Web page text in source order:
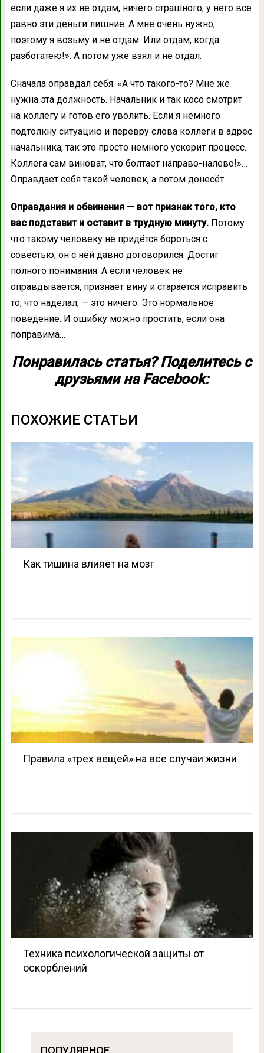
если даже я их не отдам, ничего страшного, у него все
равно эти деньги лишние. А мне очень нужно,
поэтому я возьму и не отдам. Или отдам, когда
разбогатею!». А потом уже взял и не отдал.
Сначала оправдал себя: «А что такого-то? Мне же
нужна эта должность. Начальник и так косо смотрит
на коллегу и готов его уволить. Если я немного
подтолкну ситуацию и перевру слова коллеги в адрес
начальника, так это просто немного ускорит процесс.
Коллега сам виноват, что болтает направо-налево!»…
Оправдает себя такой человек, а потом донесёт.
Оправдания и обвинения — вот признак того, кто
вас подставит и оставит в трудную минуту.Потому
что такому человеку не придётся бороться с
совестью, он с ней давно договорился. Достиг
полного понимания. А если человек не
оправдывается, признает вину и старается исправить
то, что наделал, — это ничего. Это нормальное
поведение. И ошибку можно простить, если она
поправима…
Понравилась статья? Поделитесь с
друзьями на Facebook:
ПОХОЖИЕ СТАТЬИ
Как тишина влияет на мозг
Правила «трех вещей» на все случаи жизни
Техника психологической защиты от
оскорблений
ПОПУЛЯРНОЕ